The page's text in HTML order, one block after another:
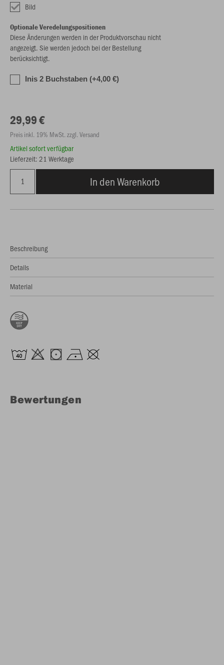
Bild
Optionale Veredelungspositionen
Diese Änderungen werden in der Produktvorschau nicht
angezeigt. Sie werden jedoch bei der Bestellung
berücksichtigt.
Inis 2 Buchstaben (+4,00 €)
29,99 €
Preis inkl. 19% MwSt. zzgl. Versand
Artikel sofort verfügbar
Lieferzeit: 21 Werktage
In den Warenkorb
Beschreibung
Details
Material
Bewertungen